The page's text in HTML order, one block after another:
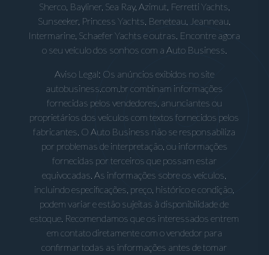
Sherco, Bayliner, Sea Ray, Azimut, Ferretti Yachts,
Sunseeker, Princess Yachts, Beneteau, Jeanneau,
Intermarine, Schaefer Yachts e outras. Encontre agora
o seu veículo dos sonhos com a Auto Business.
Aviso Legal: Os anúncios exibidos no site
autobusiness.com.br combinam informações
fornecidas pelos vendedores, anunciantes ou
proprietários dos veículos com textos fornecidos pelos
fabricantes. O Auto Business não se responsabiliza
por problemas de interpretação, ou informações
fornecidas por terceiros que possam estar
equivocadas. As informações sobre os veículos,
incluindo especificações, preço, histórico e condição,
podem variar e estão sujeitas à disponibilidade de
estoque. Recomendamos que os interessados entrem
em contato diretamente com o vendedor para
confirmar todas as informações antes de tomar